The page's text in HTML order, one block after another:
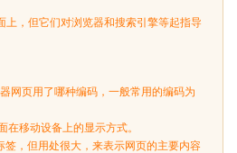
上，但它们对浏览器和搜索引擎等起指导
网页用了哪种编码，一般常用的编码为
在移动设备上的显示方式。
签，但用处很大，来表示网页的主要内容